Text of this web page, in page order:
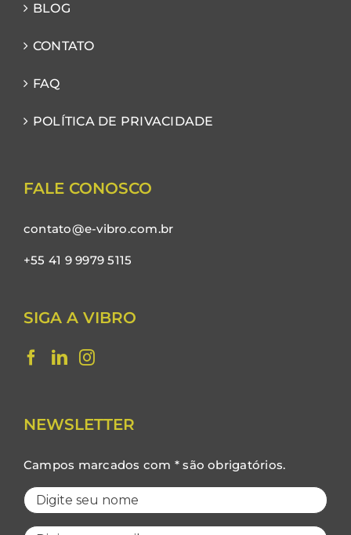
BLOG
CONTATO
FAQ
POLÍTICA DE PRIVACIDADE
FALE CONOSCO
contato@e-vibro.com.br
+55 41 9 9979 5115
SIGA A VIBRO
NEWSLETTER
Campos marcados com * são obrigatórios.